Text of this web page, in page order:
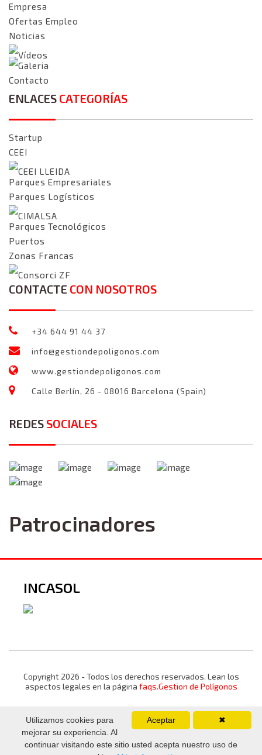
Empresa
Ofertas Empleo
Noticias
Vídeos
Galeria
Contacto
ENLACES CATEGORÍAS
Startup
CEEI
CEEI LLEIDA
Parques Empresariales
Parques Logísticos
CIMALSA
Parques Tecnológicos
Puertos
Zonas Francas
Consorci ZF
CONTACTE CON NOSOTROS
+34 644 91 44 37
info@gestiondepoligonos.com
www.gestiondepoligonos.com
Calle Berlín, 26 - 08016 Barcelona (Spain)
REDES SOCIALES
Patrocinadores
INCASOL
Copyright 2026 - Todos los derechos reservados. Lean los
aspectos legales en la página faqs.Gestion de Polígonos
✖
Aceptar
Utilizamos cookies para
mejorar su experiencia. Al
continuar visitando este sitio usted acepta nuestro uso de